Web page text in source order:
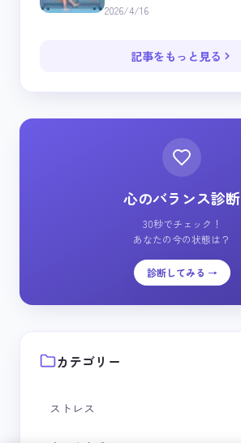
2026/4/16
記事をもっと見る
心のバランス診断
30秒でチェック！
あなたの今の状態は？
診断してみる →
カテゴリー
ストレス